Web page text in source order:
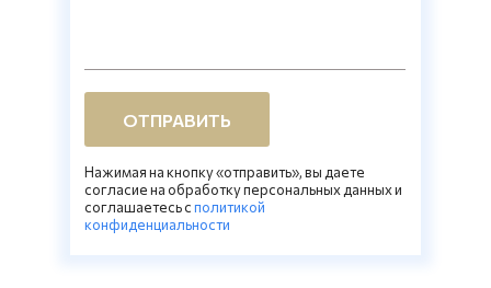
ОТПРАВИТЬ
Нажимая на кнопку «отправить», вы даете
согласие на обработку персональных данных и
соглашаетесь cполитикой
конфиденциальности